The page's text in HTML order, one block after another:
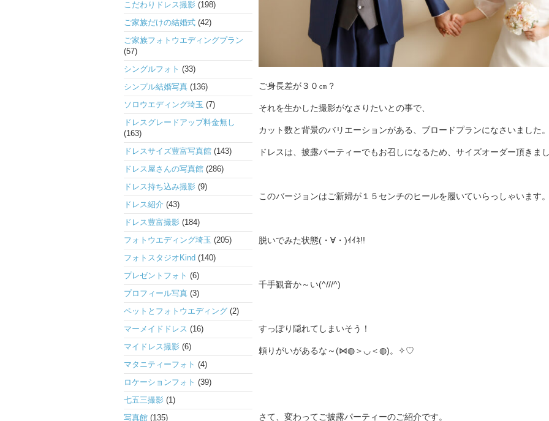
こだわりドレス撮影 (198)
ご家族だけの結婚式 (42)
ご家族フォトウエディングプラン
(57)
シングルフォト (33)
シンプル結婚写真 (136)
ソロウエディング埼玉 (7)
ドレスグレードアップ料金無し
(163)
ドレスサイズ豊富写真館 (143)
ドレス屋さんの写真館 (286)
ドレス持ち込み撮影 (9)
ドレス紹介 (43)
ドレス豊富撮影 (184)
フォトウエディング埼玉 (205)
フォトスタジオKind (140)
プレゼントフォト (6)
プロフィール写真 (3)
ペットとフォトウエディング (2)
マーメイドドレス (16)
マイドレス撮影 (6)
マタニティーフォト (4)
ロケーションフォト (39)
七五三撮影 (1)
写真館 (135)
ご身長差が３０㎝？
それを生かした撮影がなさりたいとの事で、
カット数と背景のバリエーションがある、ブロードプランになさいました。
ドレスは、披露パーティーでもお召しになるため、サイズオーダー頂きまし
このバージョンはご新婦が１５センチのヒールを履いていらっしゃいます。
脱いでみた状態(・∀・)ｲｲﾈ!!
千手観音か～い(^///^)
すっぽり隠れてしまいそう！
頼りがいがあるな～(⋈◍＞◡＜◍)。✧♡
さて、変わってご披露パーティーのご紹介です。